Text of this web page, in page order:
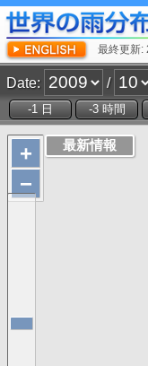
最終更新:
Date: /
+
−